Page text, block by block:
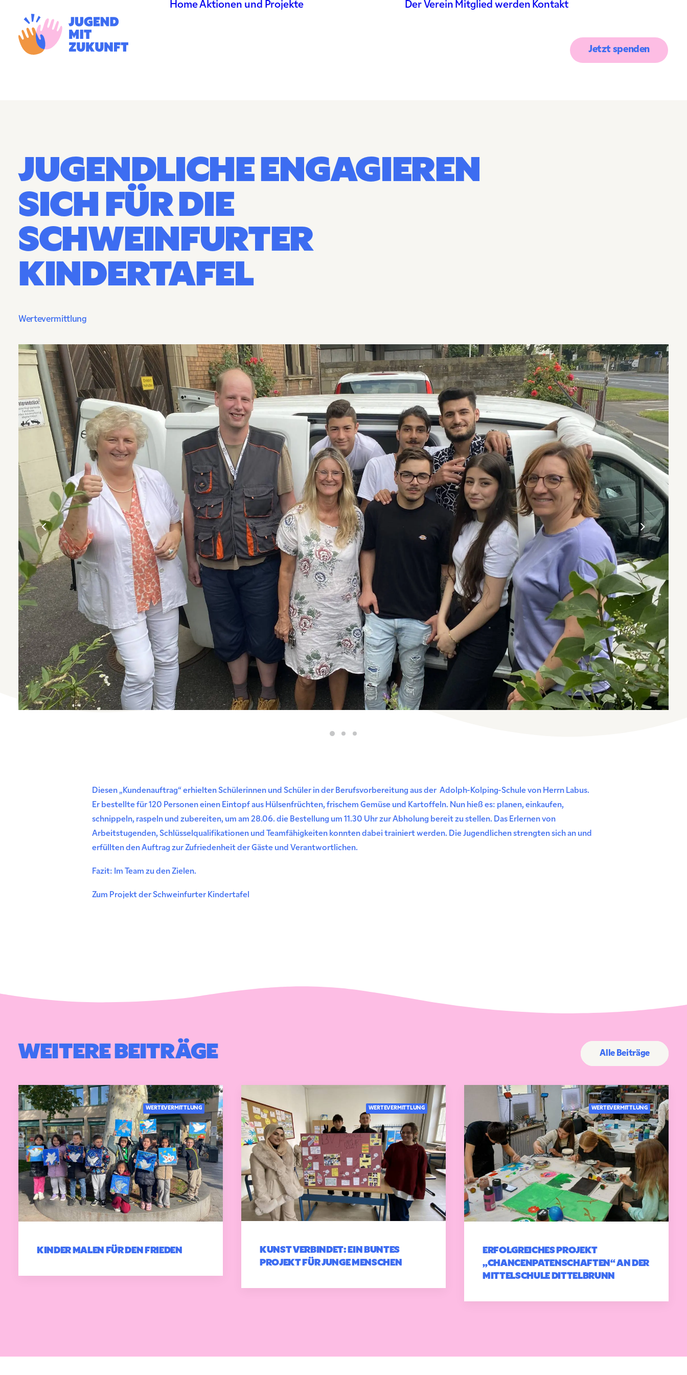
HomeAktionen und Projekte Der Verein Mitglied werden Kontakt
Jetzt spenden
JUGENDLICHE ENGAGIEREN
SICH FÜR DIE
SCHWEINFURTER
KINDERTAFEL
Wertevermittlung
Diesen „Kundenauftrag“ erhielten Schülerinnen und Schüler in der Berufsvorbereitung aus der Adolph-Kolping-Schule von Herrn Labus.
Er bestellte für 120 Personen einen Eintopf aus Hülsenfrüchten, frischem Gemüse und Kartoffeln. Nun hieß es: planen, einkaufen,
schnippeln, raspeln und zubereiten, um am 28.06. die Bestellung um 11.30 Uhr zur Abholung bereit zu stellen. Das Erlernen von
Arbeitstugenden, Schlüsselqualifikationen und Teamfähigkeiten konnten dabei trainiert werden. Die Jugendlichen strengten sich an und
erfüllten den Auftrag zur Zufriedenheit der Gäste und Verantwortlichen.
Fazit: Im Team zu den Zielen.
Zum Projekt der Schweinfurter Kindertafel
WEITERE BEITRÄGE Alle Beiträge
WERTEVERMITTLUNG
KINDER MALEN FÜR DEN FRIEDEN
WERTEVERMITTLUNG
KUNST VERBINDET: EIN BUNTES
PROJEKT FÜR JUNGE MENSCHEN
WERTEVERMITTLUNG
ERFOLGREICHES PROJEKT
„CHANCENPATENSCHAFTEN“ AN DER
MITTELSCHULE DITTELBRUNN